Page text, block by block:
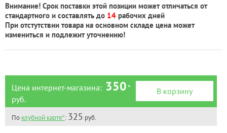
Самара:
Есть
Тверь:
Под заказ
Тюмень:
Есть
Внимание! Срок поставки этой позиции может отличаться от
стандартного и составлять до 14 рабочих дней
При отстутствии товара на основном складе цена может
измениться и подлежит уточнению!
Цена интернет-магазина: 350*
руб.
В корзину
По клубной карте*: 325 руб.